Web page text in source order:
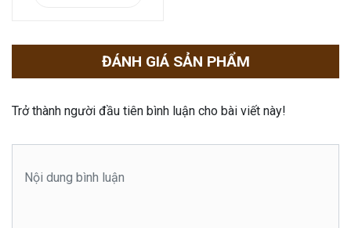
ĐÁNH GIÁ SẢN PHẨM
Trở thành người đầu tiên bình luận cho bài viết này!